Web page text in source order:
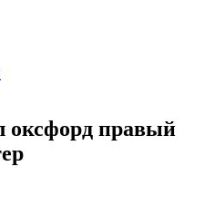
оксфорд правый